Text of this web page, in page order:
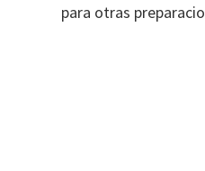
para otras